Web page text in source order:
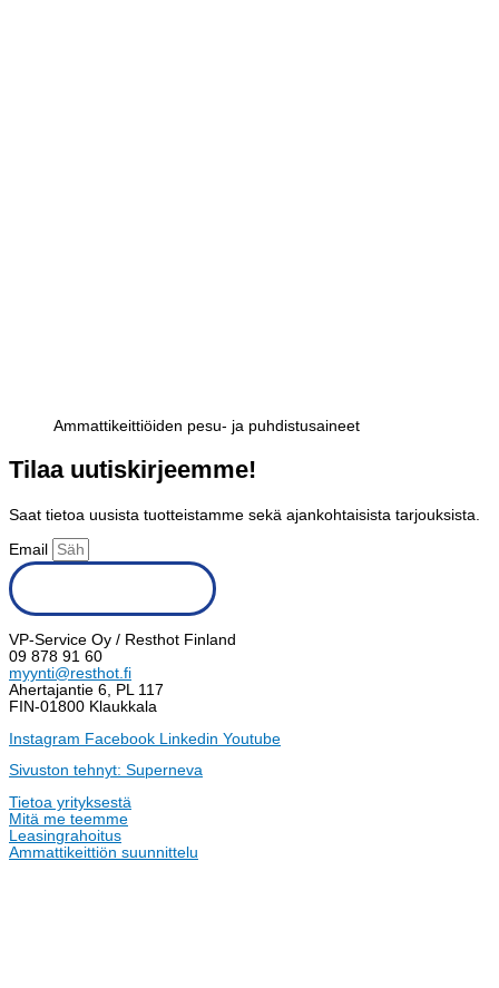
Ammattikeittiöiden pesu- ja puhdistusaineet
Tilaa uutiskirjeemme!
Saat tietoa uusista tuotteistamme sekä ajankohtaisista tarjouksista.
Email
VP-Service Oy / Resthot Finland
09 878 91 60
myynti@resthot.fi
Ahertajantie 6, PL 117
FIN-01800 Klaukkala
Instagram Facebook Linkedin Youtube
Sivuston tehnyt: Superneva
Tietoa yrityksestä
Mitä me teemme
Leasingrahoitus
Ammattikeittiön suunnittelu